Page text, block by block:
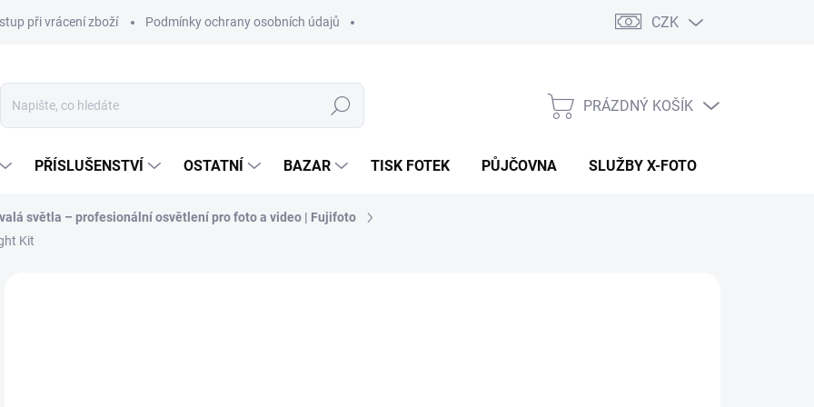
při vrácení zboží Podmínky ochrany osobních údajů CZK
Hledat
NÁKUPNÍ
PRÁZDNÝ KOŠÍK
PŘÍSLUŠENSTVÍ OSTATNÍ BAZAR TISK FOTEK PŮJČOVNA SLUŽBY X-FOTO
světla – profesionální osvětlení pro foto a video | Fujifoto
Kit